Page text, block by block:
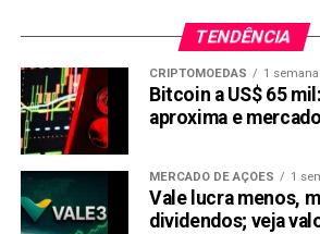
TENDÊNCIA
CRIPTOMOEDAS 1
Bitcoin a US$ 65
aproxima e
MERCADO DE AÇÕES 1
Vale lucra menos,
dividendos; veja